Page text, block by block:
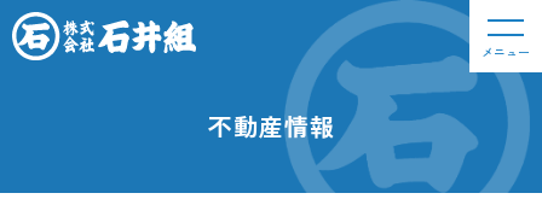
メニュー
不動産情報